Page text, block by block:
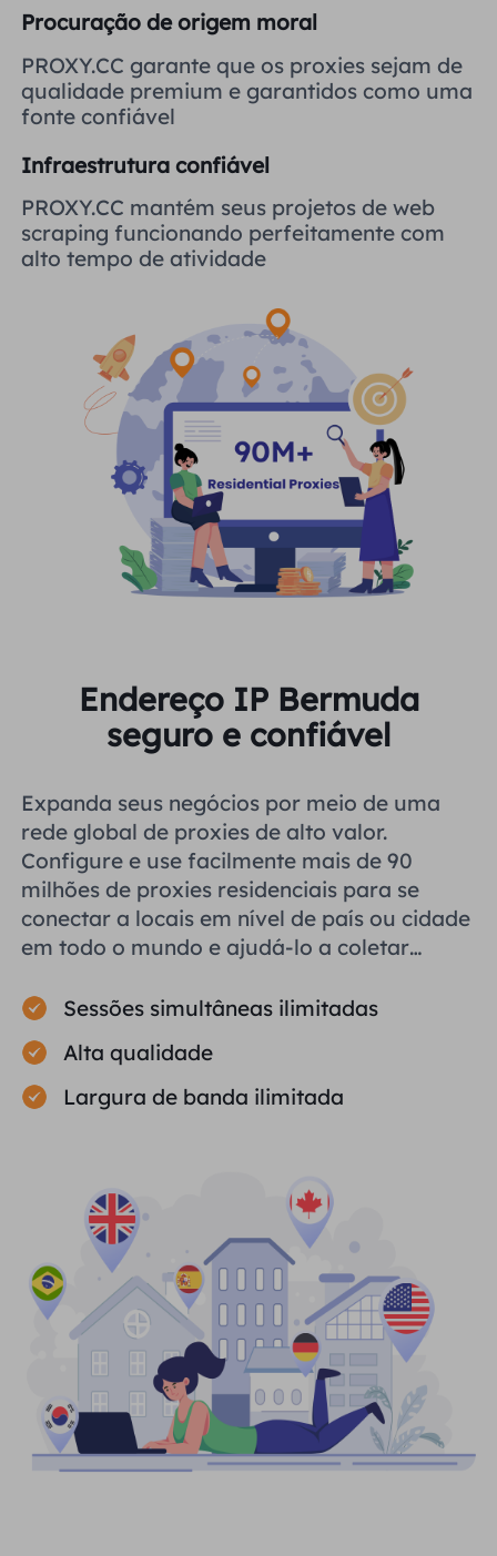
Procuração de origem moral
PROXY.CC garante que os proxies sejam de
qualidade premium e garantidos como uma
fonte confiável
Infraestrutura confiável
PROXY.CC mantém seus projetos de web
scraping funcionando perfeitamente com
alto tempo de atividade
Endereço IP Bermuda
seguro e confiável
Expanda seus negócios por meio de uma
rede global de proxies de alto valor.
Configure e use facilmente mais de 90
milhões de proxies residenciais para se
conectar a locais em nível de país ou cidade
em todo o mundo e ajudá-lo a coletar
Sessões simultâneas ilimitadas
Alta qualidade
Largura de banda ilimitada